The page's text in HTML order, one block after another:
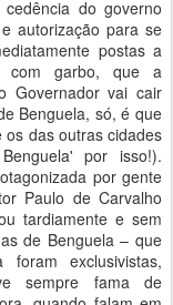
do governo
autorização para se
postas a
com garbo, que a
Governador vai cair
Benguela, só, é que
das outras cidades
por isso!).
por gente
Paulo de Carvalho
tardiamente e sem
de Benguela – que
foram exclusivistas,
sempre fama de